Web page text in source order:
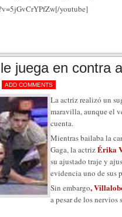
youtube]
juega en contra
ADD COMMENTS
La actriz realizó un
maravilla, aunque el
cuenta.
Mientras bailaba la
Gaga, la actrizÉrika
su ajustado traje y
evidencia uno de sus
Sin embargo,
a pesar de los nervios